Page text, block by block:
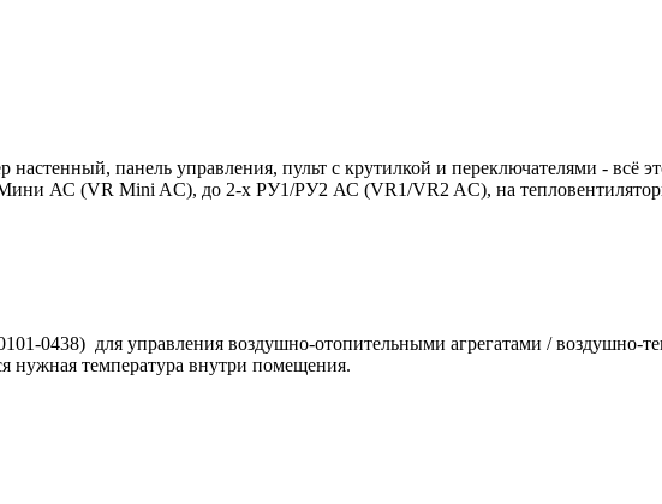
настенный, панель управления, пульт с крутилкой и переключателями - всё
АС (VR Mini AC), до 2-х РУ1/РУ2 АС (VR1/VR2 AC), на
0438) для управления воздушно-отопительными агрегатами / воздушно-
нужная температура внутри помещения.